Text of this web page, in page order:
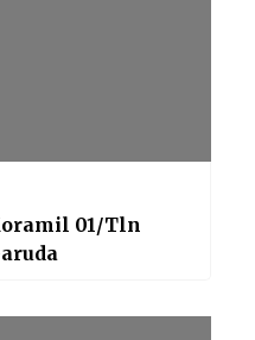
01/Tln